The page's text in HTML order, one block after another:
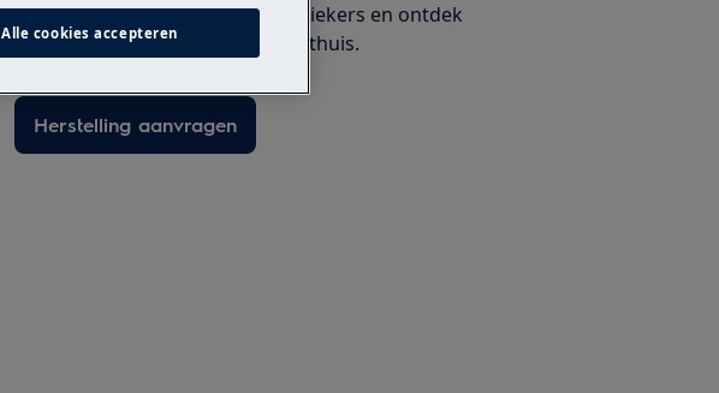
gekwalificeerde Electrolux techniekers en ontdek
onze professionele service bij je thuis.
Herstelling aanvragen
Alle cookies accepteren